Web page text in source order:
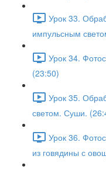
Урок 33.
импульсным
Урок 34.
(23:50)
Урок 35.
светом. Суши.
Урок 36.
из говядины с